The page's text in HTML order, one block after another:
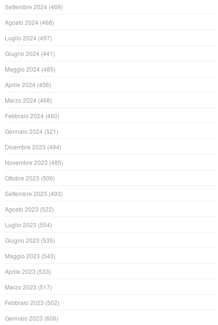
Settembre 2024 (469)
Agosto 2024 (468)
Luglio 2024 (497)
Giugno 2024 (441)
Maggio 2024 (485)
Aprile 2024 (456)
Marzo 2024 (468)
Febbraio 2024 (460)
Gennaio 2024 (521)
Dicembre 2023 (494)
Novembre 2023 (485)
Ottobre 2023 (506)
Settembre 2023 (493)
Agosto 2023 (522)
Luglio 2023 (554)
Giugno 2023 (535)
Maggio 2023 (543)
Aprile 2023 (533)
Marzo 2023 (517)
Febbraio 2023 (502)
Gennaio 2023 (606)